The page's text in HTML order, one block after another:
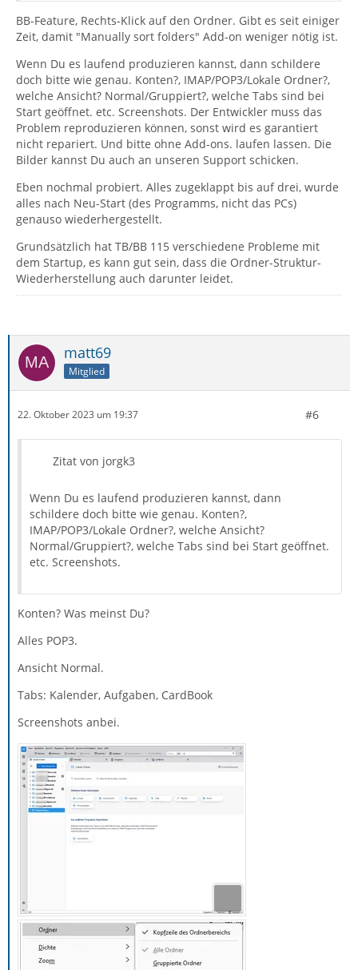
BB-Feature, Rechts-Klick auf den Ordner. Gibt es seit einiger
Zeit, damit "Manually sort folders" Add-on weniger nötig ist.
Wenn Du es laufend produzieren kannst, dann schildere
doch bitte wie genau. Konten?, IMAP/POP3/Lokale Ordner?,
welche Ansicht? Normal/Gruppiert?, welche Tabs sind bei
Start geöffnet. etc. Screenshots. Der Entwickler muss das
Problem reproduzieren können, sonst wird es garantiert
nicht repariert. Und bitte ohne Add-ons. laufen lassen. Die
Bilder kannst Du auch an unseren Support schicken.
Eben nochmal probiert. Alles zugeklappt bis auf drei, wurde
alles nach Neu-Start (des Programms, nicht das PCs)
genauso wiederhergestellt.
Grundsätzlich hat TB/BB 115 verschiedene Probleme mit
dem Startup, es kann gut sein, dass die Ordner-Struktur-
Wiederherstellung auch darunter leidet.
matt69
Mitglied
22. Oktober 2023 um 19:37 #6
Zitat von jorgk3
Wenn Du es laufend produzieren kannst, dann
schildere doch bitte wie genau. Konten?,
IMAP/POP3/Lokale Ordner?, welche Ansicht?
Normal/Gruppiert?, welche Tabs sind bei Start geöffnet.
etc. Screenshots.
Konten? Was meinst Du?
Alles POP3.
Ansicht Normal.
Tabs: Kalender, Aufgaben, CardBook
Screenshots anbei.